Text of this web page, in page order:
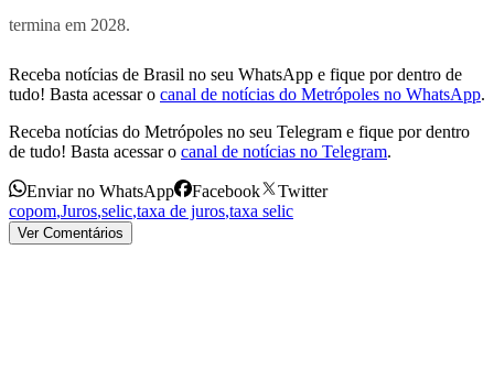
termina em 2028.
Receba notícias de Brasil no seu WhatsApp e fique por dentro de
tudo! Basta acessar o canal de notícias do Metrópoles no WhatsApp.
Receba notícias do Metrópoles no seu Telegram e fique por dentro
de tudo! Basta acessar o canal de notícias no Telegram.
Enviar no WhatsApp Facebook
Twitter
copom,Juros,selic,taxa de juros,taxa selic
Ver Comentários